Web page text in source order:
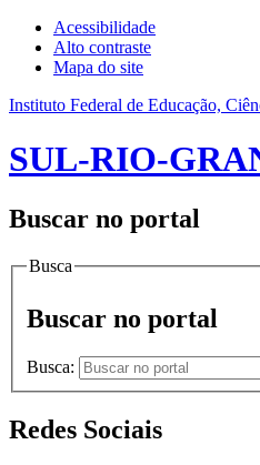
Acessibilidade
Alto contraste
Mapa do site
Instituto Federal de Educação,
SUL-RIO-
Buscar no portal
Busca
Buscar no portal
Busca:
Redes Sociais